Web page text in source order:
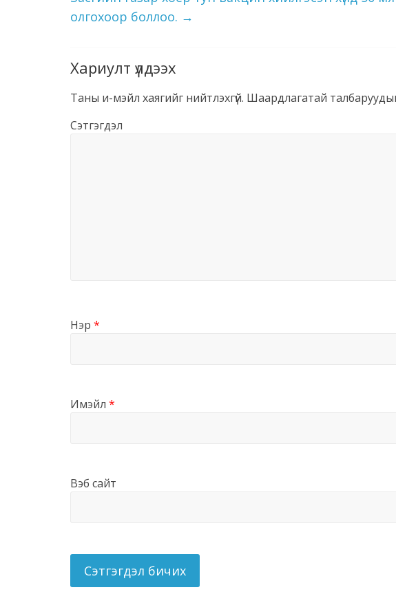
олгохоор боллоо. →
Хариулт үлдээх
Таны и-мэйл хаягийг нийтлэхгүй. Шаардлагатай
Сэтгэгдэл
Нэр *
Имэйл *
Вэб сайт